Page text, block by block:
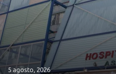
5 agosto, 2026